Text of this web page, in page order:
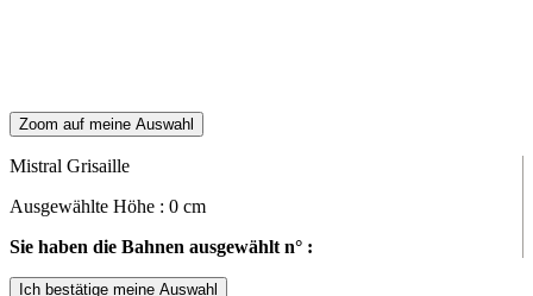
Zoom auf meine Auswahl
Mistral Grisaille
Ausgewählte Höhe : 0 cm
Sie haben die Bahnen ausgewählt n° :
Ich bestätige meine Auswahl